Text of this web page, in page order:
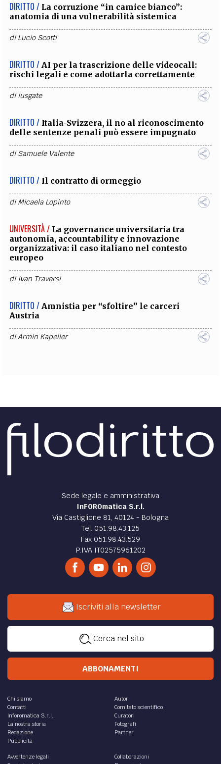
DIRITTO / La corruzione “in camice bianco”:
anatomia di una vulnerabilità sistemica
diLucio Scotti
DIRITTO / AI per la trascrizione delle videocall:
rischi legali e come adottarla correttamente
diiusgate
DIRITTO / Italia-Svizzera, il no al riconoscimento
delle sentenze penali può essere impugnato
diSamuele Valente
DIRITTO / Il contratto di ormeggio
diMicaela Lopinto
UNIVERSITÀ / La governance universitaria tra
autonomia, accountability e innovazione
organizzativa: il caso italiano nel contesto
europeo
di Ivan Traversi
DIRITTO / Amnistia per “sfoltire” le carceri
Austria
diArmin Kapeller
Sede legale e amministrativa
InFOROmatica S.r.l.
Via Castiglione 81, 40124 - Bologna
Tel. 051.98.43.125
Fax 051.98.43.529
P.IVA IT02575961202
Iscriviti alla newsletter
Cerca nel sito
ABBONAMENTI
Chi siamo
Contatti
Inforomatica S.r.l.
La nostra storia
Redazione
Pubblicità
Autori
Comitato scientifico
Curatori
Fotografi
Partner
Avvertenze legali
Collaborazioni